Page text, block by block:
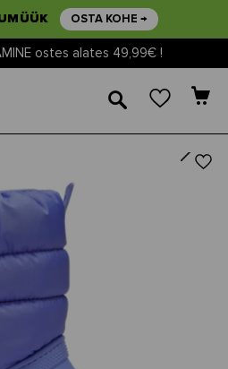
OSTA KOHE →
ostes alates 49,99€ !
🔎
Next